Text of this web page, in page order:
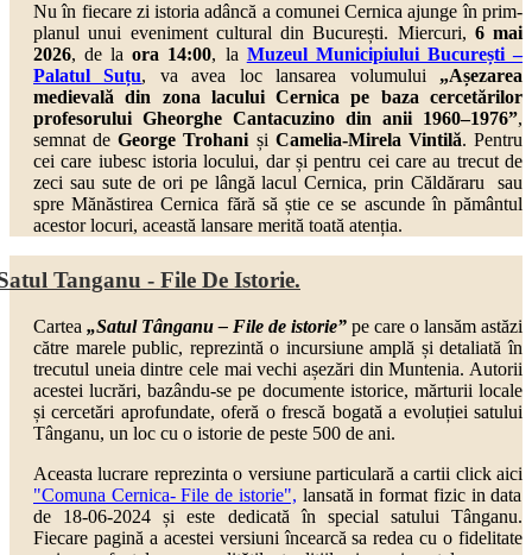
Nu în fiecare zi istoria adâncă a comunei Cernica ajunge în prim-
planul unui eveniment cultural din București. Miercuri, 6 mai
2026, de laora 14:00, la Muzeul Municipiului București –
Palatul Suțu, va avea loc lansarea volumului „Așezarea
medievală din zona lacului Cernica pe baza cercetărilor
profesorului Gheorghe Cantacuzino din anii 1960–1976”,
semnat deGeorge Trohani și Camelia-Mirela Vintilă. Pentru
cei care iubesc istoria locului, dar și pentru cei care au trecut de
zeci sau sute de ori pe lângă lacul Cernica, prin Căldăraru sau
spre Mănăstirea Cernica fără să știe ce se ascunde în pământul
acestor locuri, această lansare merită toată atenția.
Tanganu - File De Istorie.
Cartea „Satul Tânganu – File de istorie” pe care o lansăm astăzi
către marele public, reprezintă o incursiune amplă și detaliată în
trecutul uneia dintre cele mai vechi așezări din Muntenia. Autorii
acestei lucrări, bazându-se pe documente istorice, mărturii locale
și cercetări aprofundate, oferă o frescă bogată a evoluției satului
Tânganu, un loc cu o istorie de peste 500 de ani.
Aceasta lucrare reprezinta o versiune particulară a cartii click aici
"Comuna Cernica- File de istorie", lansată in format fizic in data
de 18-06-2024 și este dedicată în special satului Tânganu.
Fiecare pagină a acestei versiuni încearcă sa redea cu o fidelitate